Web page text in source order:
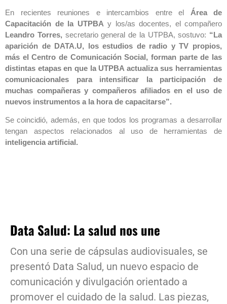
En recientes reuniones e intercambios entre el Área de
Capacitación de la UTPBA y los/as docentes, el compañero
Leandro Torres, secretario general de la UTPBA, sostuvo: “La
aparición de DATA.U, los estudios de radio y TV propios,
más el Centro de Comunicación Social, forman parte de las
distintas etapas en que la UTPBA actualiza sus herramientas
comunicacionales para intensificar la participación de
muchas compañeras y compañeros afiliados en el uso de
nuevos instrumentos a la hora de capacitarse”.
Se coincidió, además, en que todos los programas a desarrollar
tengan aspectos relacionados al uso de herramientas de
inteligencia artificial.
Data Salud: La salud nos une
Con una serie de cápsulas audiovisuales, se
presentó Data Salud, un nuevo espacio de
comunicación y divulgación orientado a
promover el cuidado de la salud. Las piezas,